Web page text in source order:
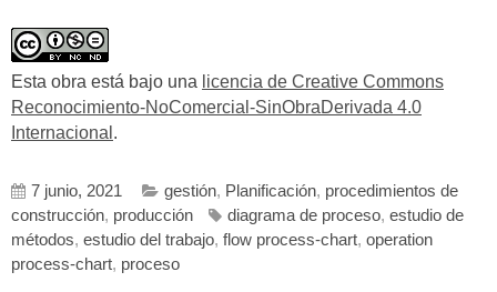
Esta obra está bajo una licencia de Creative Commons
Reconocimiento-NoComercial-SinObraDerivada 4.0
Internacional .
7 junio, 2021 gestión, Planificación, procedimientos de
construcción, producción diagrama de proceso, estudio de
métodos, estudio del trabajo, flow process-chart, operation
process-chart, proceso